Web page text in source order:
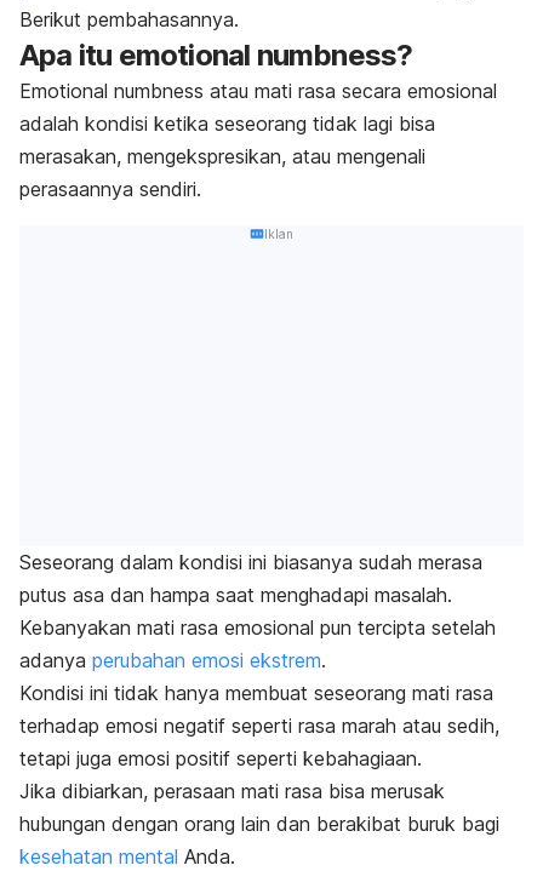
Berikut pembahasannya.
Apa itu emotional numbness?
Emotional numbness atau mati rasa secara emosional
adalah kondisi ketika seseorang tidak lagi bisa
merasakan, mengekspresikan, atau mengenali
perasaannya sendiri.
Iklan
Seseorang dalam kondisi ini biasanya sudah merasa
putus asa dan hampa saat menghadapi masalah.
Kebanyakan mati rasa emosional pun tercipta setelah
adanya perubahan emosi ekstrem.
Kondisi ini tidak hanya membuat seseorang mati rasa
terhadap emosi negatif seperti rasa marah atau sedih,
tetapi juga emosi positif seperti kebahagiaan.
Jika dibiarkan, perasaan mati rasa bisa merusak
hubungan dengan orang lain dan berakibat buruk bagi
kesehatan mental Anda.